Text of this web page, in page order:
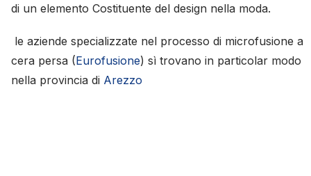
di un elemento Costituente del design nella moda.
le aziende specializzate nel processo di microfusione a
cera persa (Eurofusione) sì trovano in particolar modo
nella provincia di Arezzo